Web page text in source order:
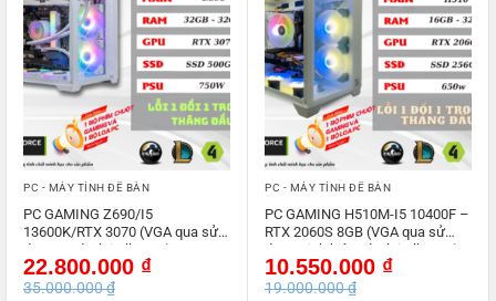
PC - MÁY TÍNH ĐỂ BÀN
PC GAMING Z690/I5
13600K/RTX 3070 (VGA qua sử
dụng – Còn lại All NEW)
35.000.000₫
Giá
gốc
là:
22.800.000 ₫
Giá
hiện
tại
PC - MÁY TÍNH ĐỂ BÀN
PC GAMING H510M-I5 10400F –
RTX 2060S 8GB (VGA qua sử
dụng-Linh kiện còn lại All NEW)
19.000.000₫
Giá
gốc
là:
10.550.000 ₫
Giá
hiện
tại